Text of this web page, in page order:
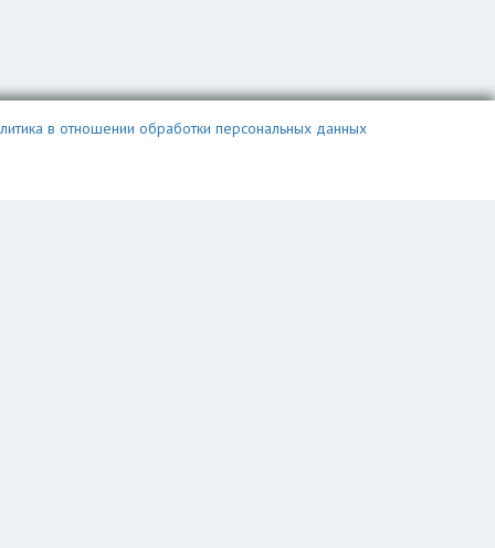
в отношении обработки персональных данных